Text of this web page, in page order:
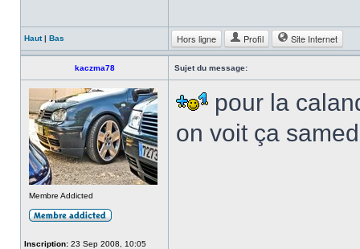
Haut| Bas Hors ligne Profil Site Internet
kaczma78 Sujet du message:
Membre Addicted
Inscription: 23 Sep 2008, 10:05
pour la
on voit ça